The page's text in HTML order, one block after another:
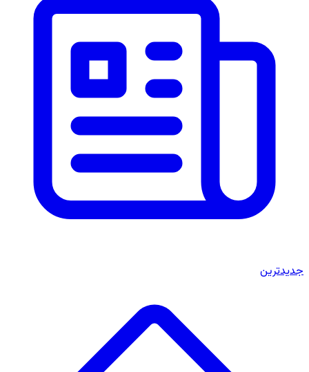
جدیدترین